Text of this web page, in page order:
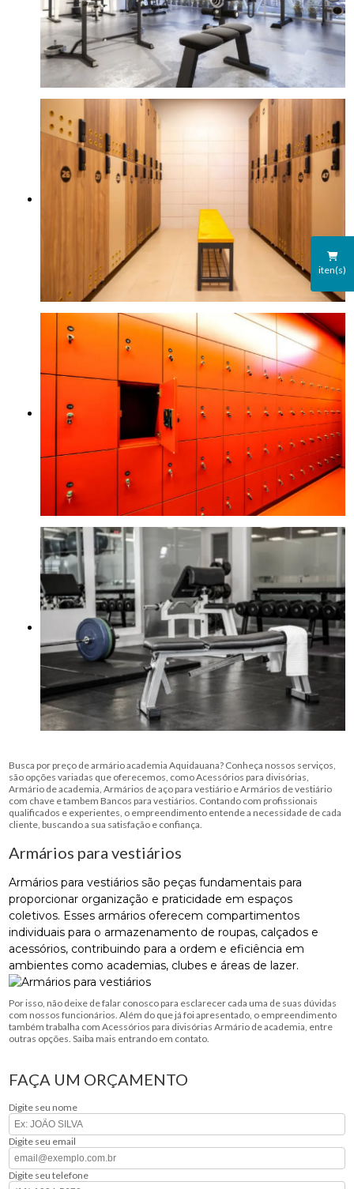
iten(s)
Busca por preço de armário academia Aquidauana? Conheça nossos serviços,
são opções variadas que oferecemos, como Acessórios para divisórias,
Armário de academia, Armários de aço para vestiário e Armários de vestiário
com chave e tambem Bancos para vestiários. Contando com profissionais
qualificados e experientes, o empreendimento entende a necessidade de cada
cliente, buscando a sua satisfação e confiança.
Armários para vestiários
Armários para vestiários são peças fundamentais para
proporcionar organização e praticidade em espaços
coletivos. Esses armários oferecem compartimentos
individuais para o armazenamento de roupas, calçados e
acessórios, contribuindo para a ordem e eficiência em
ambientes como academias, clubes e áreas de lazer.
Por isso, não deixe de falar conosco para esclarecer cada uma de suas dúvidas
com nossos funcionários. Além do que já foi apresentado, o empreendimento
também trabalha com Acessórios para divisórias Armário de academia, entre
outras opções. Saiba mais entrando em contato.
FAÇA UM ORÇAMENTO
Digite seu nome
Digite seu email
Digite seu telefone